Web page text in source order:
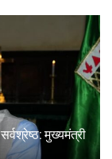
मुख्यमंत्री